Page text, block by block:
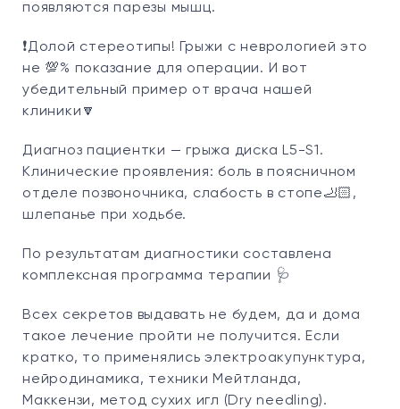
появляются парезы мышц.
❗️Долой стереотипы! Грыжи с неврологией это
не 💯% показание для операции. И вот
убедительный пример от врача нашей
клиники🔽
Диагноз пациентки — грыжа диска L5-S1.
Клинические проявления: боль в поясничном
отделе позвоночника, слабость в стопе🦶🏻,
шлепанье при ходьбе.
По результатам диагностики составлена
комплексная программа терапии 🩺
Всех секретов выдавать не будем, да и дома
такое лечение пройти не получится. Если
кратко, то применялись электроакупунктура,
нейродинамика, техники Мейтланда,
Маккензи, метод сухих игл (Dry needling).